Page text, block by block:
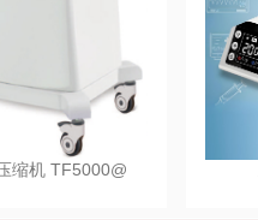
缩机 TF5000@